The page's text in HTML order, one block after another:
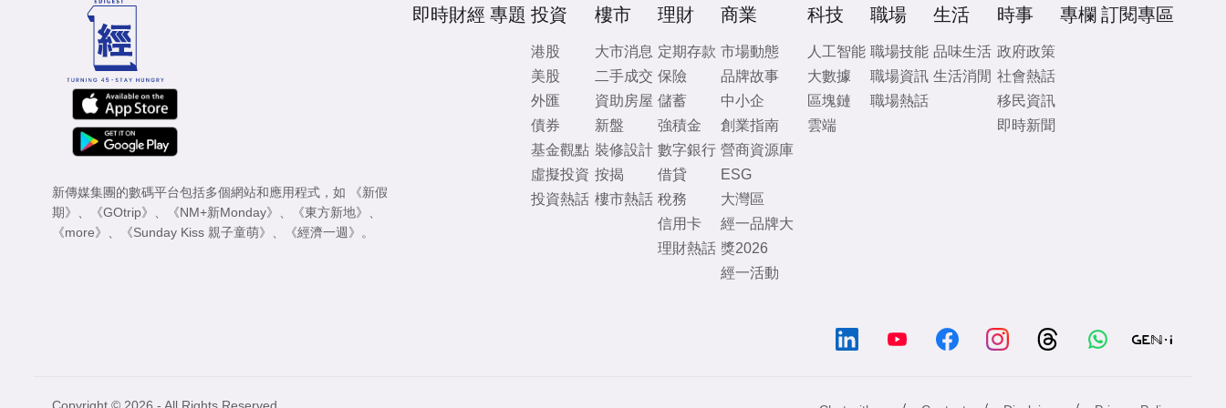
新傳媒集團的數碼平台包括多個網站和應用程式，如
《新假
期》
《GOtrip》 《NM+新Monday》 《東方新地》
《more》
《Sunday Kiss 親子童萌》 《經濟一週》 。
即時財經 專題 投資
港股
美股
外匯
債券
基金觀點
虛擬投資
投資熱話
樓市
大市消息
二手成交
資助房屋
新盤
裝修設計
按揭
樓市熱話
理財
定期存款
保險
儲蓄
強積金
數字銀行
借貸
稅務
信用卡
理財熱話
商業
市場動態
品牌故事
中小企
創業指南
營商資源庫
ESG
大灣區
經一品牌大
獎2026
經一活動
科技
人工智能
大數據
區塊鏈
雲端
職場
職場技能
職場資訊
職場熱話
生活
品味生活
生活消閒
時事
政府政策
社會熱話
移民資訊
即時新聞
專欄 訂閱專區
Copyright © 2026 - All Rights Reserved